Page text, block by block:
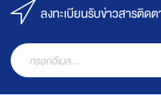
ลงทะเบียนรับข่าวสารติด